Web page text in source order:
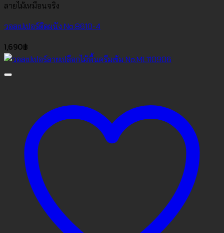
ลายไม้เหมือนจริง
วอลเปเปอร์ติดผนัง No.8610-4
1,690฿